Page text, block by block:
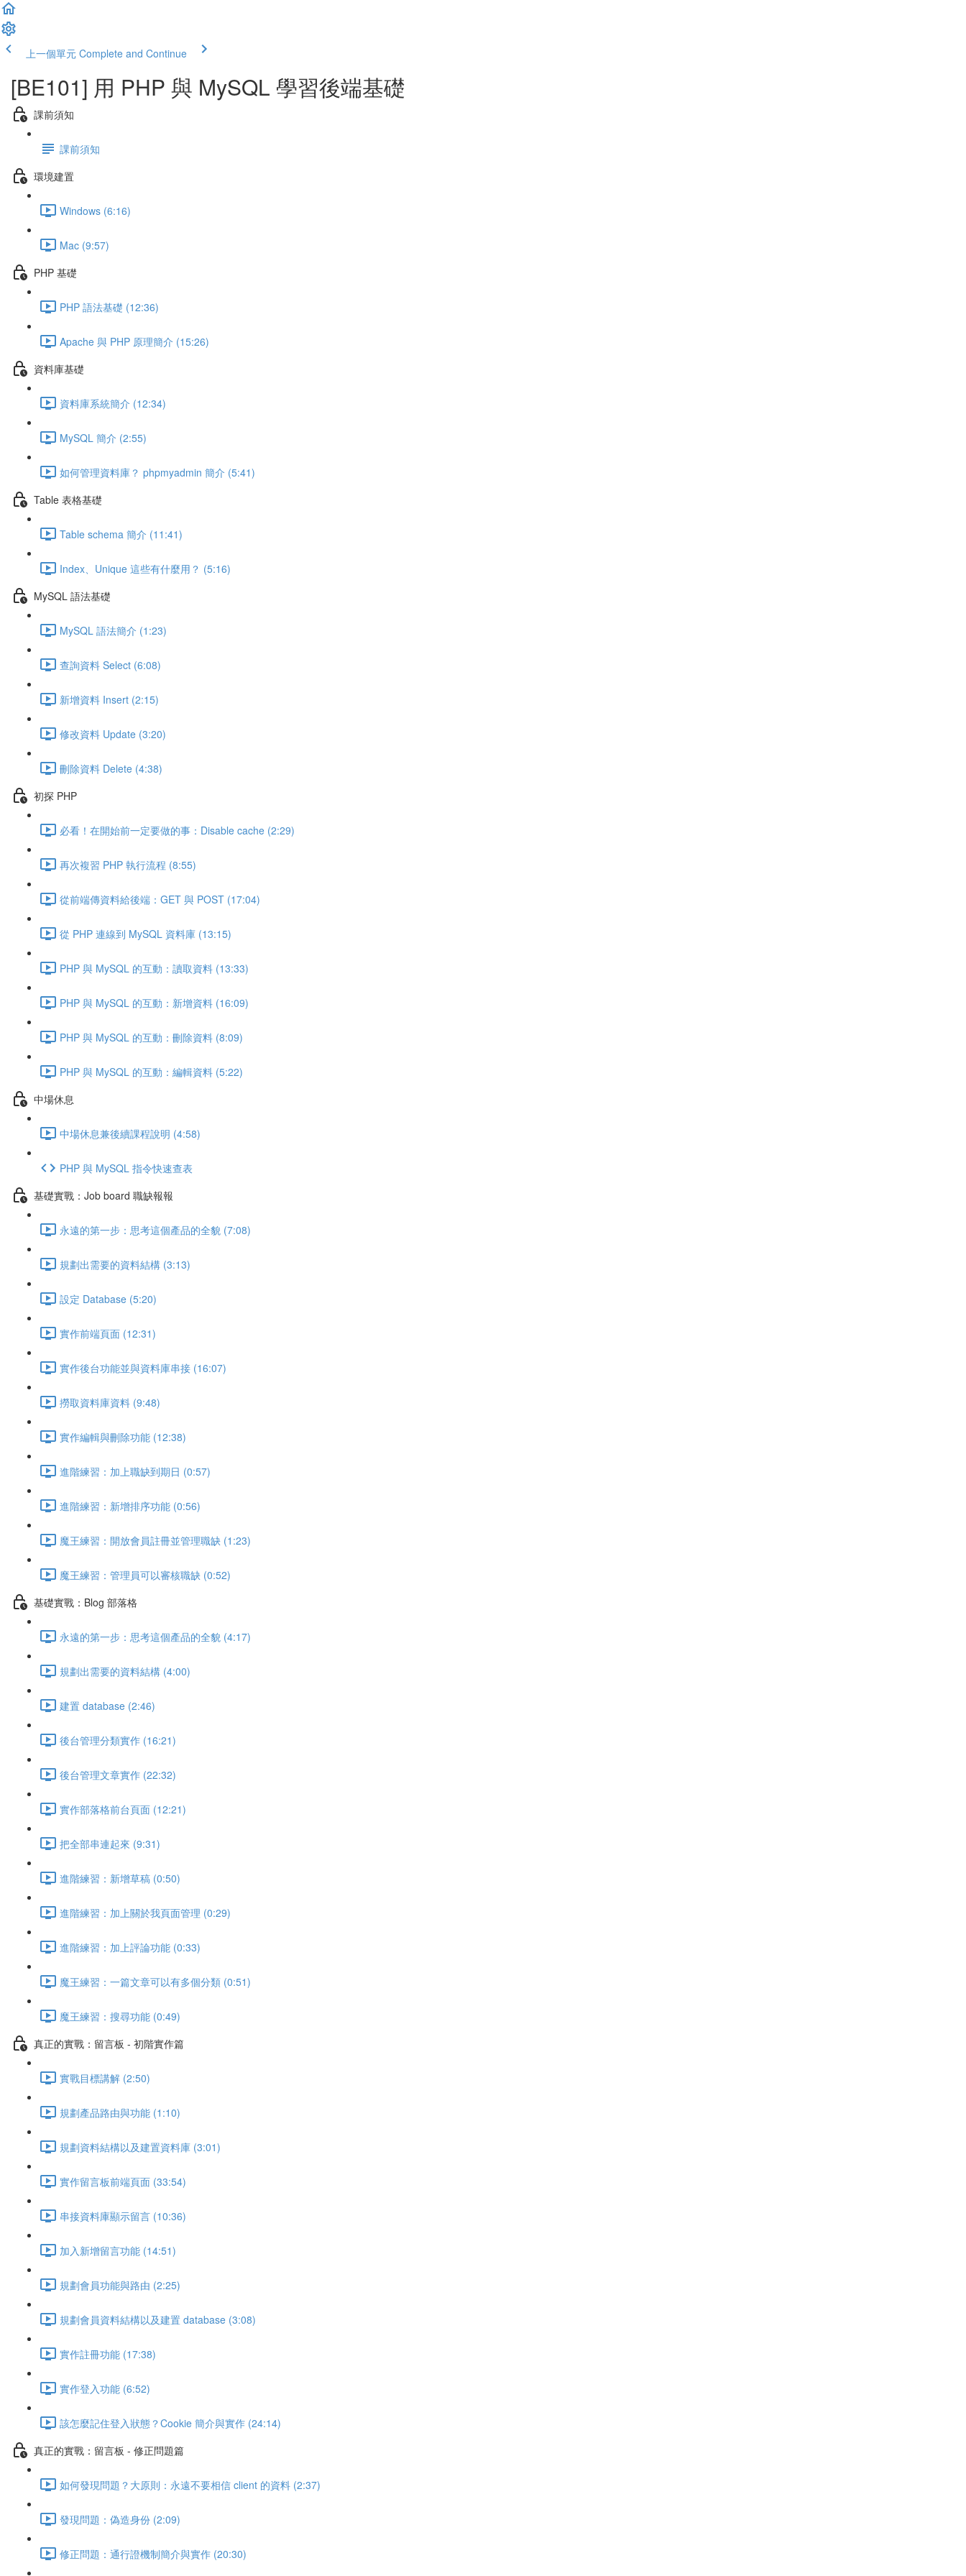
上一個單元 Complete and Continue
[BE101] 用 PHP 與 MySQL 學習後端基礎
課前須知
課前須知
環境建置
Windows (6:16)
Mac (9:57)
PHP 基礎
PHP 語法基礎 (12:36)
Apache 與 PHP 原理簡介 (15:26)
資料庫基礎
資料庫系統簡介 (12:34)
MySQL 簡介 (2:55)
如何管理資料庫？ phpmyadmin 簡介 (5:41)
Table 表格基礎
Table schema 簡介 (11:41)
Index、Unique 這些有什麼用？ (5:16)
MySQL 語法基礎
MySQL 語法簡介 (1:23)
查詢資料 Select (6:08)
新增資料 Insert (2:15)
修改資料 Update (3:20)
刪除資料 Delete (4:38)
初探 PHP
必看！在開始前一定要做的事：Disable cache (2:29)
再次複習 PHP 執行流程 (8:55)
從前端傳資料給後端：GET 與 POST (17:04)
從 PHP 連線到 MySQL 資料庫 (13:15)
PHP 與 MySQL 的互動：讀取資料 (13:33)
PHP 與 MySQL 的互動：新增資料 (16:09)
PHP 與 MySQL 的互動：刪除資料 (8:09)
PHP 與 MySQL 的互動：編輯資料 (5:22)
中場休息
中場休息兼後續課程說明 (4:58)
PHP 與 MySQL 指令快速查表
基礎實戰：Job board 職缺報報
永遠的第一步：思考這個產品的全貌 (7:08)
規劃出需要的資料結構 (3:13)
設定 Database (5:20)
實作前端頁面 (12:31)
實作後台功能並與資料庫串接 (16:07)
撈取資料庫資料 (9:48)
實作編輯與刪除功能 (12:38)
進階練習：加上職缺到期日 (0:57)
進階練習：新增排序功能 (0:56)
魔王練習：開放會員註冊並管理職缺 (1:23)
魔王練習：管理員可以審核職缺 (0:52)
基礎實戰：Blog 部落格
永遠的第一步：思考這個產品的全貌 (4:17)
規劃出需要的資料結構 (4:00)
建置 database (2:46)
後台管理分類實作 (16:21)
後台管理文章實作 (22:32)
實作部落格前台頁面 (12:21)
把全部串連起來 (9:31)
進階練習：新增草稿 (0:50)
進階練習：加上關於我頁面管理 (0:29)
進階練習：加上評論功能 (0:33)
魔王練習：一篇文章可以有多個分類 (0:51)
魔王練習：搜尋功能 (0:49)
真正的實戰：留言板 - 初階實作篇
實戰目標講解 (2:50)
規劃產品路由與功能 (1:10)
規劃資料結構以及建置資料庫 (3:01)
實作留言板前端頁面 (33:54)
串接資料庫顯示留言 (10:36)
加入新增留言功能 (14:51)
規劃會員功能與路由 (2:25)
規劃會員資料結構以及建置 database (3:08)
實作註冊功能 (17:38)
實作登入功能 (6:52)
該怎麼記住登入狀態？Cookie 簡介與實作 (24:14)
真正的實戰：留言板 - 修正問題篇
如何發現問題？大原則：永遠不要相信 client 的資料 (2:37)
發現問題：偽造身份 (2:09)
修正問題：通行證機制簡介與實作 (20:30)